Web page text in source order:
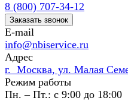
8 (800) 707-34-12
Заказать звонок
E-mail
info@nbiservice.ru
Адрес
г. Москва, ул. Малая
Режим работы
Пн. – Пт.: с 9:00 до 18:00